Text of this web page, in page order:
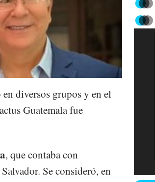
diversos grupos y en el
Guatemala fue
, que contaba con
Se consideró, en